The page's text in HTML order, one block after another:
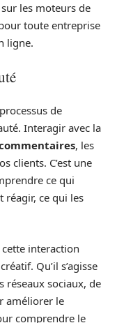
les moteurs de
toute entreprise
ligne.
de
Interagir avec la
, les
clients. C’est une
ce qui
réagir, ce qui les
interaction
Qu’il s’agisse
réseaux sociaux, de
améliorer le
comprendre le